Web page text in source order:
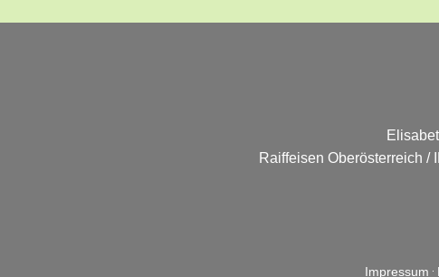
Raiffeisen Oberösterreich /
Impressum